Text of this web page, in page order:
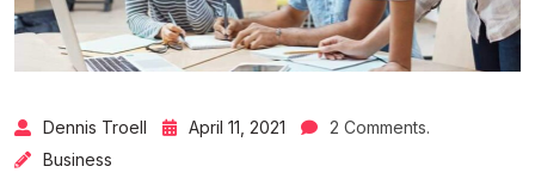
Dennis Troell April 11, 2021
2 Comments.
Business